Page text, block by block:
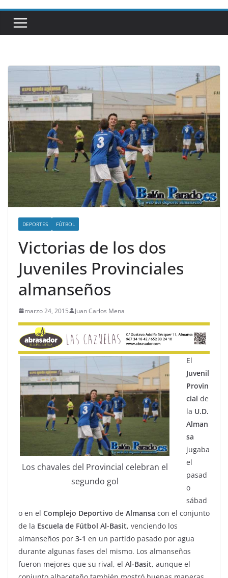
DEPORTES FÚTBOL
Victorias de los dos
Juveniles Provinciales
almanseños
marzo 24, 2015 Juan Carlos Mena
Los chavales del Provincial celebran el
segundo gol
El
Juvenil
Provin
cial de
la U.D.
Alman
sa
jugaba
el
pasad
o
sábad
o en el Complejo Deportivo de Almansa con el conjunto
de la Escuela de Fútbol Al-Basit, venciendo los
almanseños por 3-1 en un partido pasado por agua
durante algunas fases del mismo. Los almanseños
fueron mejores que su rival, el Al-Basit, aunque el